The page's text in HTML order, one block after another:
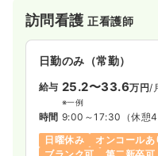
訪問看護正看護師
日勤のみ（常勤）
給与 25.2〜33.6万円/
※一例
時間 9:00～17:30 （休憩
日曜休み
オンコールあ